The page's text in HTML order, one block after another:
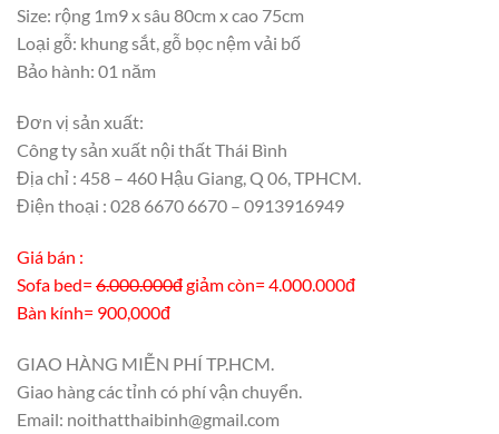
4.000.000 ₫.
Size: rộng 1m9 x sâu 80cm x cao 75cm
Loại gỗ: khung sắt, gỗ bọc nệm vải bố
Bảo hành: 01 năm
Đơn vị sản xuất:
Công ty sản xuất nội thất Thái Bình
Địa chỉ : 458 – 460 Hậu Giang, Q 06, TPHCM.
Điện thoại : 028 6670 6670 – 0913916949
Giá bán :
Sofa bed= 6.000.000đgiảm còn= 4.000.000đ
Bàn kính= 900,000đ
GIAO HÀNG MIỄN PHÍ TP.HCM.
Giao hàng các tỉnh có phí vận chuyển.
Email: noithatthaibinh@gmail.com